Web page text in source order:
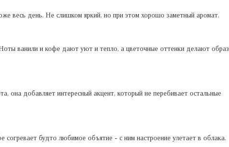
весь день. Не слишком яркий, но при этом хорошо заметный аромат.
ванили и кофе дают уют и тепло, а цветочные оттенки делают образ
она добавляет интересный акцент, который не перебивает остальные
будто любимое объятие - с ним настроение улетает в облака.